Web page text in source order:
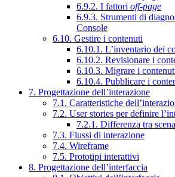
6.9.2. I fattori off-page
6.9.3. Strumenti di
Console
6.10. Gestire i contenuti
6.10.1. L’inventario dei
6.10.2. Revisionare i
6.10.3. Migrare i
6.10.4. Pubblicare i
7. Progettazione dell’interazione
7.1. Caratteristiche
7.2. User stories per definire
7.2.1. Differenza tra
7.3. Flussi di interazione
7.4. Wireframe
7.5. Prototipi interattivi
8. Progettazione dell’interfaccia